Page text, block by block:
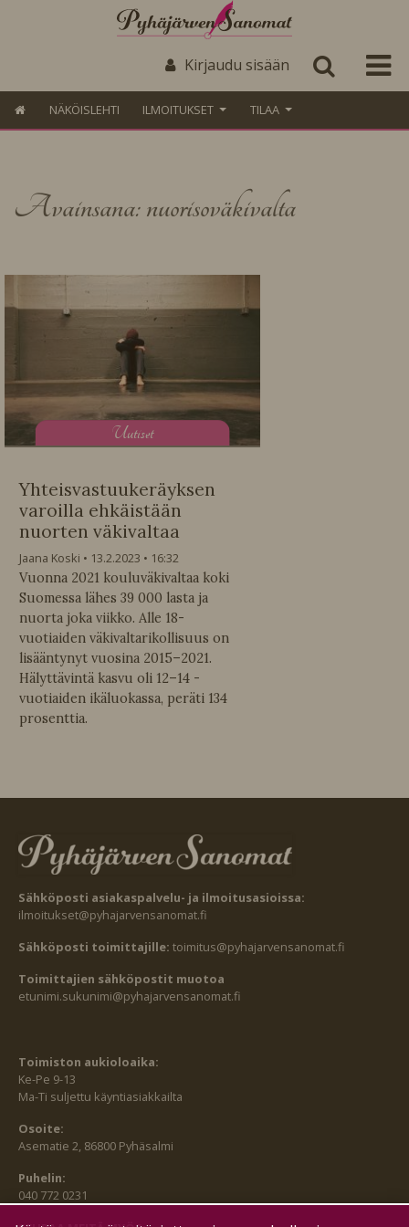
Kirjaudu sisään
NÄKÖISLEHTI ILMOITUKSET TILAA
Avainsana: nuorisoväkivalta
Uutiset
Yhteisvastuukeräyksen
varoilla ehkäistään
nuorten väkivaltaa
Jaana Koski 13.2.2023
16:32
Vuonna 2021 kouluväkivaltaa koki
Suomessa lähes 39 000 lasta ja
nuorta joka viikko. Alle 18-
vuotiaiden väkivaltarikollisuus on
lisääntynyt vuosina 2015–2021.
Hälyttävintä kasvu oli 12–14 -
vuotiaiden ikäluokassa, peräti 134
prosenttia.
Sähköposti asiakaspalvelu- ja ilmoitusasioissa:
ilmoitukset@pyhajarvensanomat.fi
Sähköposti toimittajille: toimitus@pyhajarvensanomat.fi
Toimittajien sähköpostit muotoa
etunimi.sukunimi@pyhajarvensanomat.fi
Toimiston aukioloaika:
Ke-Pe 9-13
Ma-Ti suljettu käyntiasiakkailta
Osoite:
Asematie 2, 86800 Pyhäsalmi
Puhelin:
040 772 0231